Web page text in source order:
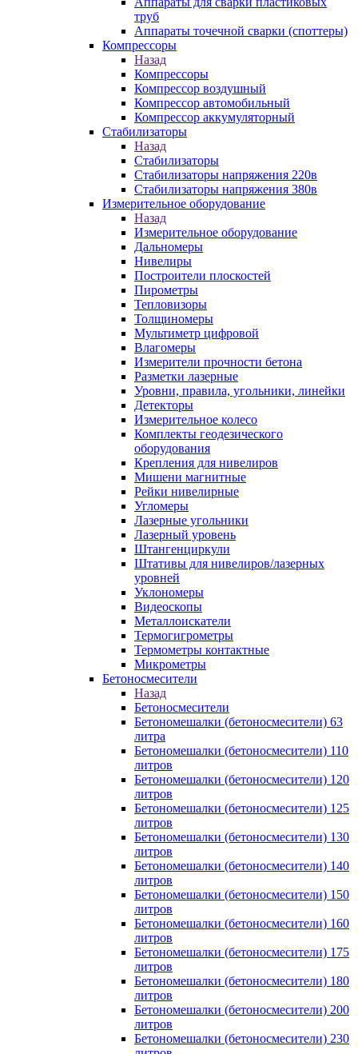
труб
Аппараты точечной сварки (споттеры)
Компрессоры
Назад
Компрессоры
Компрессор воздушный
Компрессор автомобильный
Компрессор аккумуляторный
Стабилизаторы
Назад
Стабилизаторы
Стабилизаторы напряжения 220в
Стабилизаторы напряжения 380в
Измерительное оборудование
Назад
Измерительное оборудование
Дальномеры
Нивелиры
Построители плоскостей
Пирометры
Тепловизоры
Толщиномеры
Мультиметр цифровой
Влагомеры
Измерители прочности бетона
Разметки лазерные
Уровни, правила, угольники, линейки
Детекторы
Измерительное колесо
Комплекты геодезического
оборудования
Крепления для нивелиров
Мишени магнитные
Рейки нивелирные
Угломеры
Лазерные угольники
Лазерный уровень
Штангенциркули
Штативы для нивелиров/лазерных
уровней
Уклономеры
Видеоскопы
Металлоискатели
Термогигрометры
Термометры контактные
Микрометры
Бетоносмесители
Назад
Бетоносмесители
Бетономешалки (бетоносмесители) 63
литра
Бетономешалки (бетоносмесители) 110
литров
Бетономешалки (бетоносмесители) 120
литров
Бетономешалки (бетоносмесители) 125
литров
Бетономешалки (бетоносмесители) 130
литров
Бетономешалки (бетоносмесители) 140
литров
Бетономешалки (бетоносмесители) 150
литров
Бетономешалки (бетоносмесители) 160
литров
Бетономешалки (бетоносмесители) 175
литров
Бетономешалки (бетоносмесители) 180
литров
Бетономешалки (бетоносмесители) 200
литров
Бетономешалки (бетоносмесители) 230